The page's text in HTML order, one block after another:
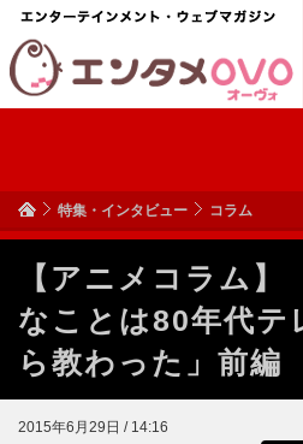
特集・インタビュー コラム
【アニメコラム】
なことは80年代テ
ら教わった」前編
2015年6月29日 / 14:16